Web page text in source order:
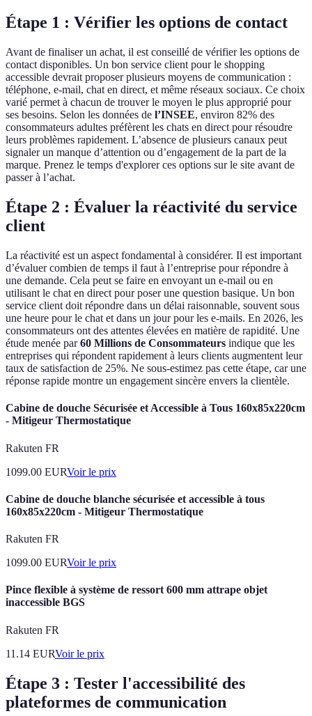
Étape 1 : Vérifier les options de contact
Avant de finaliser un achat, il est conseillé de vérifier les options de
contact disponibles. Un bon service client pour le shopping
accessible devrait proposer plusieurs moyens de communication :
téléphone, e-mail, chat en direct, et même réseaux sociaux. Ce choix
varié permet à chacun de trouver le moyen le plus approprié pour
ses besoins. Selon les données de l’INSEE, environ 82% des
consommateurs adultes préfèrent les chats en direct pour résoudre
leurs problèmes rapidement. L’absence de plusieurs canaux peut
signaler un manque d’attention ou d’engagement de la part de la
marque. Prenez le temps d'explorer ces options sur le site avant de
passer à l’achat.
Étape 2 : Évaluer la réactivité du service
client
La réactivité est un aspect fondamental à considérer. Il est important
d’évaluer combien de temps il faut à l’entreprise pour répondre à
une demande. Cela peut se faire en envoyant un e-mail ou en
utilisant le chat en direct pour poser une question basique. Un bon
service client doit répondre dans un délai raisonnable, souvent sous
une heure pour le chat et dans un jour pour les e-mails. En 2026, les
consommateurs ont des attentes élevées en matière de rapidité. Une
étude menée par60 Millions de Consommateurs indique que les
entreprises qui répondent rapidement à leurs clients augmentent leur
taux de satisfaction de 25%. Ne sous-estimez pas cette étape, car une
réponse rapide montre un engagement sincère envers la clientèle.
Cabine de douche Sécurisée et Accessible à Tous 160x85x220cm
- Mitigeur Thermostatique
Rakuten FR
1099.00 EURVoir le prix
Cabine de douche blanche sécurisée et accessible à tous
160x85x220cm - Mitigeur Thermostatique
Rakuten FR
1099.00 EURVoir le prix
Pince flexible à système de ressort 600 mm attrape objet
inaccessible BGS
Rakuten FR
11.14 EURVoir le prix
Étape 3 : Tester l'accessibilité des
plateformes de communication